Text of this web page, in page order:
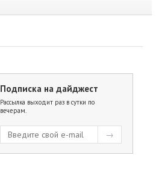
Подписка на дайджест
Рассылка выходит раз в сутки по
вечерам.